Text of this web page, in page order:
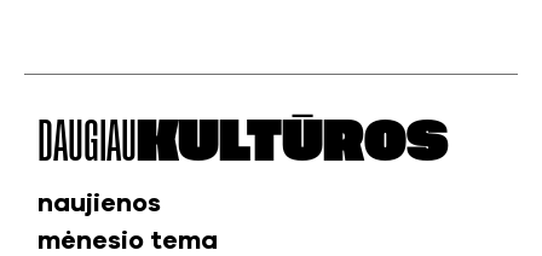
DAUGIAU KULTŪROS
naujienos
mėnesio tema